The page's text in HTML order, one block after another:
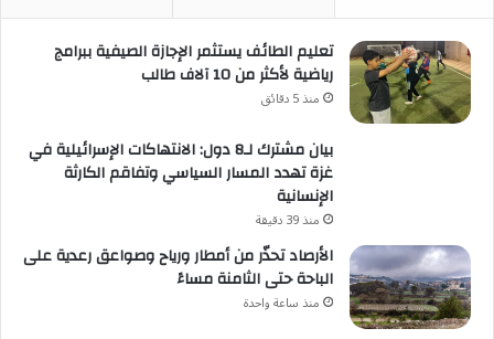
تعليم الطائف يستثمر الإجازة الصيفية ببرامج
رياضية لأكثر من 10 آلاف طالب
منذ 5 دقائق
بيان مشترك لـ8 دول: الانتهاكات الإسرائيلية في
غزة تهدد المسار السياسي وتفاقم الكارثة
الإنسانية
منذ 39 دقيقة
الأرصاد تحذّر من أمطار ورياح وصواعق رعدية على
الباحة حتى الثامنة مساءً
منذ ساعة واحدة